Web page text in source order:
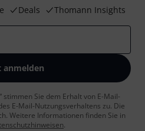
Deals Thomann Insights
anmelden
stimmen Sie dem Erhalt von E-Mail-
E-Mail-Nutzungsverhaltens zu. Die
Weitere Informationen finden Sie in
.